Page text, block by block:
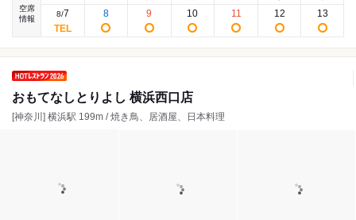
空席
情報
8/7 8 9 10 11 12 13
おもてなしとりよし 横浜西口店
[神奈川] 横浜駅 199m / 焼き鳥、居酒屋、日本料理